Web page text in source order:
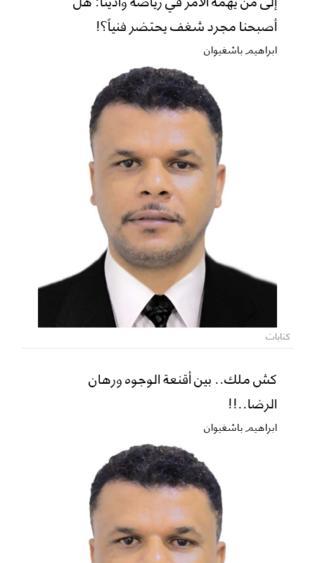
أصبحنا مجرد شغف يحتضر فنياً؟!
ابراهيم باشغيوان
كتابات
كش ملك.. بين أقنعة الوجوه ورهان
الرضا..!!
ابراهيم باشغيوان